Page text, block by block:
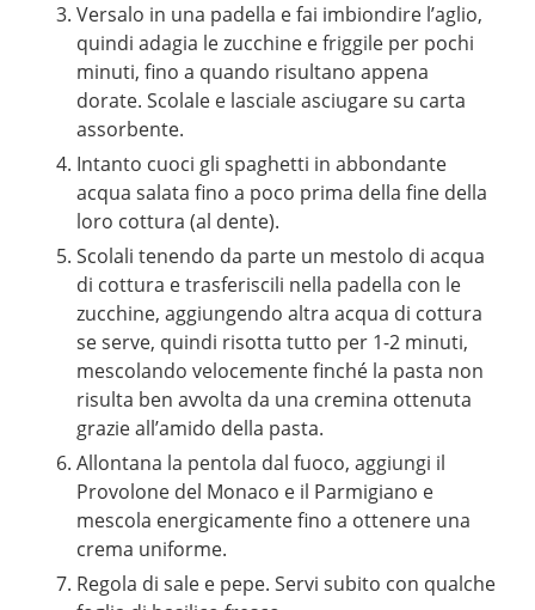
Versalo in una padella e fai imbiondire l’aglio,
quindi adagia le zucchine e friggile per pochi
minuti, fino a quando risultano appena
dorate. Scolale e lasciale asciugare su carta
assorbente.
Intanto cuoci gli spaghetti in abbondante
acqua salata fino a poco prima della fine della
loro cottura (al dente).
Scolali tenendo da parte un mestolo di acqua
di cottura e trasferiscili nella padella con le
zucchine, aggiungendo altra acqua di cottura
se serve, quindi risotta tutto per 1-2 minuti,
mescolando velocemente finché la pasta non
risulta ben avvolta da una cremina ottenuta
grazie all’amido della pasta.
Allontana la pentola dal fuoco, aggiungi il
Provolone del Monaco e il Parmigiano e
mescola energicamente fino a ottenere una
crema uniforme.
Regola di sale e pepe. Servi subito con qualche